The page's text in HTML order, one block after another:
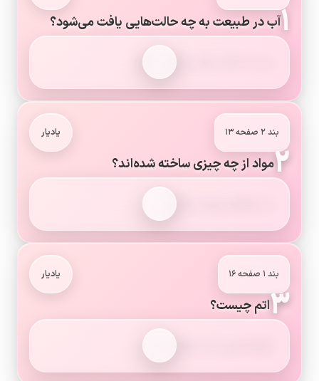
۱آب در طبیعت به چه حالت‌هایی یافت می‌شود؟
به سه حالت جامد، مایع و بخار.
بند ۲ صفحه ۱۳ یادیار
۲مواد از چه چیزی ساخته شده‌اند؟
از ذره‌های ریزی به نام اتم.
بند ۱ صفحه ۱۶ یادیار
۳اتم چیست؟
کوچک‌ترین ذره سازنده مواد.